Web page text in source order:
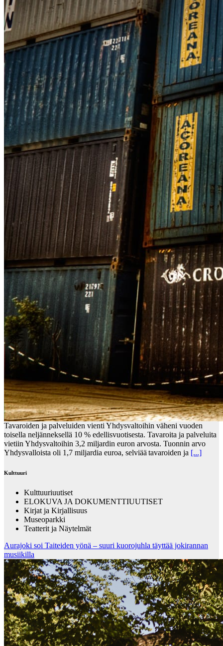
Tavaroiden ja palveluiden vienti Yhdysvaltoihin väheni vuoden
toisella neljänneksellä 10 % edellisvuotisesta. Tavaroita ja palveluita
vietiin Yhdysvaltoihin 3,2 miljardin euron arvosta. Tuonnin arvo
Yhdysvalloista oli 1,7 miljardia euroa, selviää tavaroiden ja [...]
Kulttuuri
Kulttuuriuutiset
ELOKUVA JA DOKUMENTTIUUTISET
Kirjat ja Kirjallisuus
Museoparkki
Teatterit ja Näytelmät
Aurajoki soi Taiteiden yönä – suuri kuorojuhla täyttää jokirannan
musiikilla